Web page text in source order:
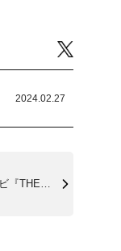
2024.02.27
ファイル』3/7(...